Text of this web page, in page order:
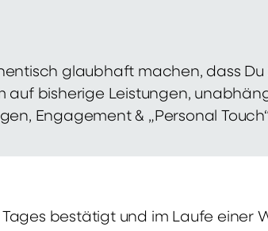
glaubhaft machen, dass Du
bisherige Leistungen,
Engagement & „Personal
bestätigt und im Laufe einer